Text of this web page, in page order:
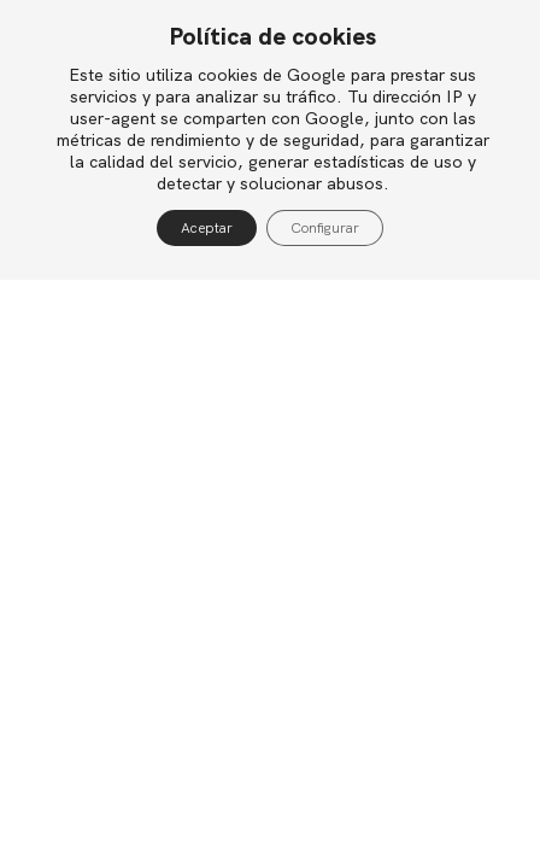
English
Política de privacidad
Política de cookies
en un entorno complejo, volátil e incierto, como
son adaptabilidad y capacidad de innovación.
Ya veremos qué acogida tiene en el mercado.
Imagen 1Day Review bajo licencia Creative
Política de cookies
Este sitio utiliza cookies de Google para prestar sus
servicios y para analizar su tráfico. Tu dirección IP y
user-agent se comparten con Google, junto con las
métricas de rendimiento y de seguridad, para garantizar
la calidad del servicio, generar estadísticas de uso y
detectar y solucionar abusos.
Aceptar Configurar